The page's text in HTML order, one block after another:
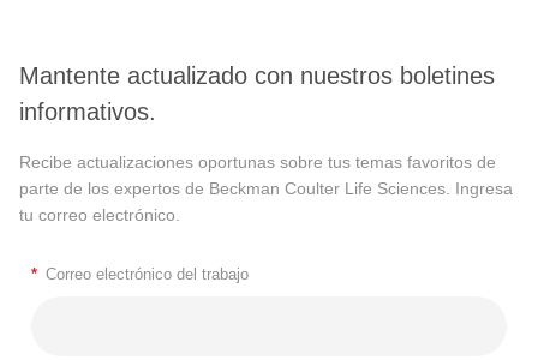
Mantente actualizado con nuestros boletines
informativos.
Recibe actualizaciones oportunas sobre tus temas favoritos de
parte de los expertos de Beckman Coulter Life Sciences. Ingresa
tu correo electrónico.
* Correo electrónico del trabajo